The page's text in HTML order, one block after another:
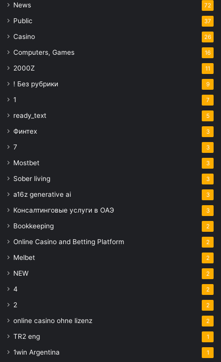
News 72
Public 37
Casino 26
Computers, Games 16
2000Z 11
! Без рубрики 9
1 7
ready_text 5
Финтех 3
7 3
Mostbet 3
Sober living 3
a16z generative ai 3
Консалтинговые услуги в ОАЭ 3
Bookkeeping 2
Online Casino and Betting Platform 2
Melbet 2
NEW 2
4 2
2 2
online casino ohne lizenz 2
TR2 eng 1
1win Argentina 1